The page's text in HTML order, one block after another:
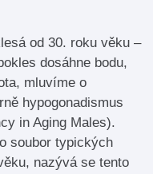
od 30. roku věku –
dosáhne bodu,
mluvíme o
hypogonadismus
in Aging Males).
soubor typických
nazývá se tento